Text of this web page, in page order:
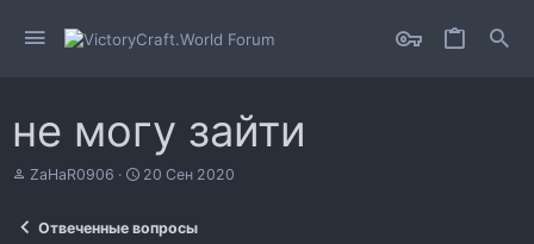
не могу зайти
А
ZaHaR0906
Д
а
20 Сен 2020
Отвеченные вопросы